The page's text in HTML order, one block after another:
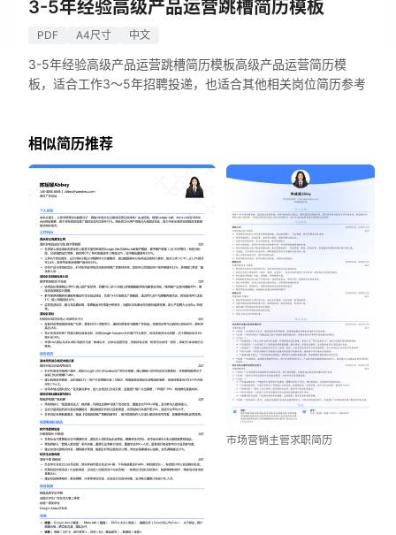
3-5年经验高级产品运营跳槽简历模板
PDF A4尺寸 中文
3-5年经验高级产品运营跳槽简历模板高级产品运营简历模
板，适合工作3～5年招聘投递，也适合其他相关岗位简历参考
相似简历推荐
市场营销主管求职简历